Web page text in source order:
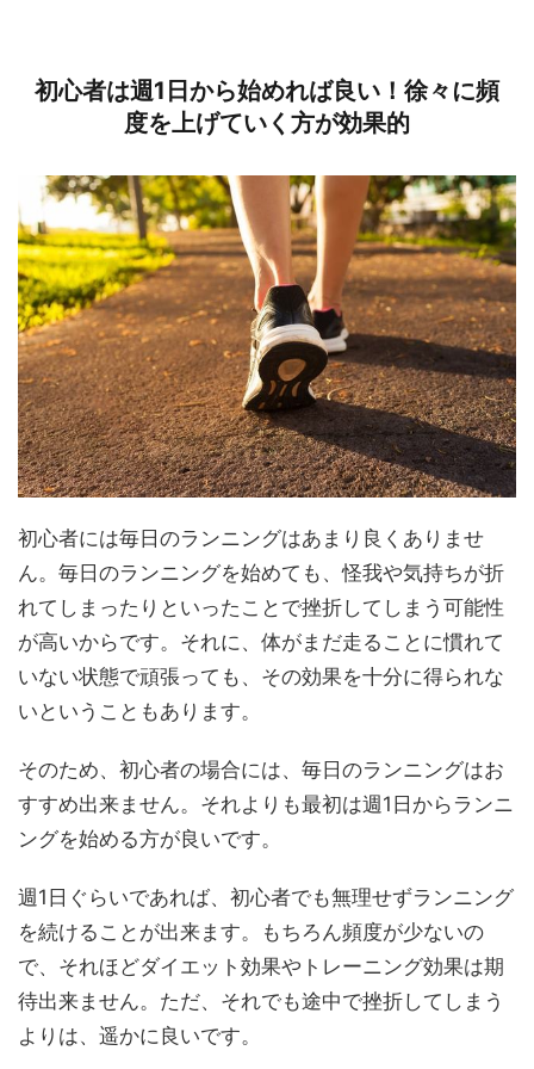
初心者は週1日から始めれば良い！徐々に頻
度を上げていく方が効果的
初心者には毎日のランニングはあまり良くありませ
ん。毎日のランニングを始めても、怪我や気持ちが折
れてしまったりといったことで挫折してしまう可能性
が高いからです。それに、体がまだ走ることに慣れて
いない状態で頑張っても、その効果を十分に得られな
いということもあります。
そのため、初心者の場合には、毎日のランニングはお
すすめ出来ません。それよりも最初は週1日からランニ
ングを始める方が良いです。
週1日ぐらいであれば、初心者でも無理せずランニング
を続けることが出来ます。もちろん頻度が少ないの
で、それほどダイエット効果やトレーニング効果は期
待出来ません。ただ、それでも途中で挫折してしまう
よりは、遥かに良いです。